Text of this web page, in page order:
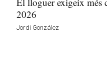
2026
Jordi González